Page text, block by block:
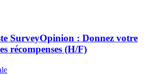
SurveyOpinion : Donnez votre
récompenses (H/F)